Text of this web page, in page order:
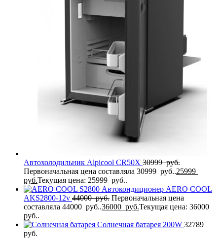
Автохолодильник Alpicool CR50X 30999руб.
Первоначальная цена составляла 30999 руб..25999
руб.Текущая цена: 25999 руб..
Автокондиционер AERO COOL
AKS2800-12v 44000руб. Первоначальная цена
составляла 44000 руб..36000 руб.Текущая цена: 36000
руб..
Солнечная батарея 200W 32789
руб.